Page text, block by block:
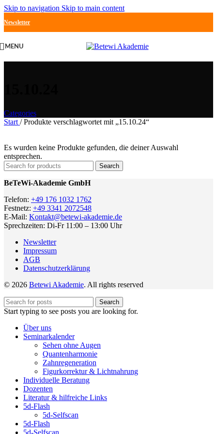
Skip to navigation Skip to main content
Newsletter
MENU
Categories
Start / Produkte verschlagwortet mit „15.10.24“
Es wurden keine Produkte gefunden, die deiner Auswahl
entsprechen.
Search
BeTeWi-Akademie GmbH
Telefon: +49 176 1032 1762
Festnetz: +49 3341 2072548
E-Mail: Kontakt@betewi-akademie.de
Sprechzeiten: Di-Fr 11:00 – 13:00 Uhr
Newsletter
Impressum
AGB
Datenschutzerklärung
© 2026 Betewi Akademie. All rights reserved
Search
Start typing to see posts you are looking for.
Über uns
Seminarkalender
Sehen ohne Augen
Quantenharmonie
Zahnregeneration
Figurkorrektur & Lichtnahrung
Individuelle Beratung
Dozenten
Literatur & hilfreiche Links
5d-Flash
5d-Selfscan
5d-Flash
5d-Selfscan